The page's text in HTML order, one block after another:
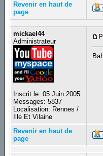
Revenir en haut de
page
mickael44
Administrateur
Inscrit le: 05 Juin 2005
Messages: 5837
Localisation: Rennes /
Ille Et Vilaine
Revenir en haut de
page